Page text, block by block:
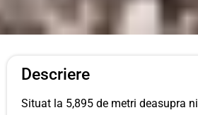
Descriere
Situat la 5,895 de metri deasupra